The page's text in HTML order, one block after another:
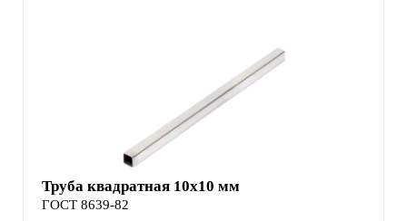
Труба квадратная 10х10 мм
ГОСТ 8639-82